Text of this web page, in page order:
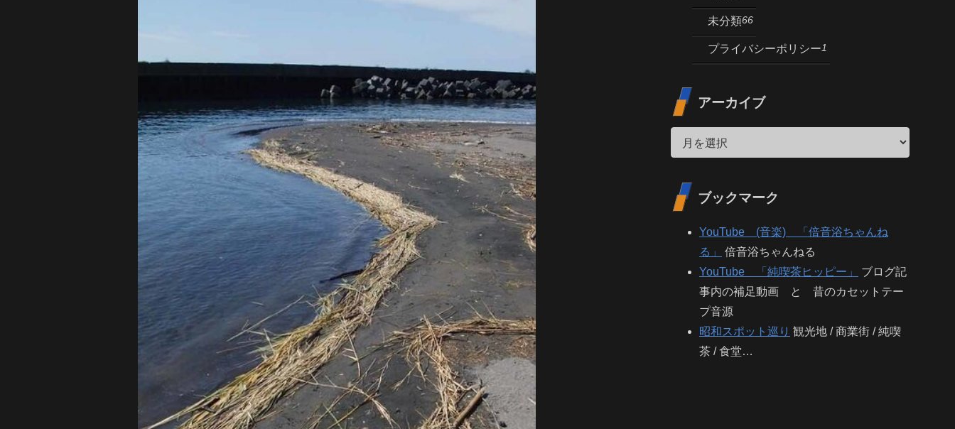
未分類66
プライバシーポリシー1
アーカイブ
ブックマーク
YouTube (音楽) 「倍音浴ちゃんね
る」
倍音浴ちゃんねる
YouTube 「純喫茶ヒッピー」
ブログ記
事内の補足動画 と 昔のカセットテー
プ音源
昭和スポット巡り 観光地 / 商業街 / 純喫
茶 / 食堂…